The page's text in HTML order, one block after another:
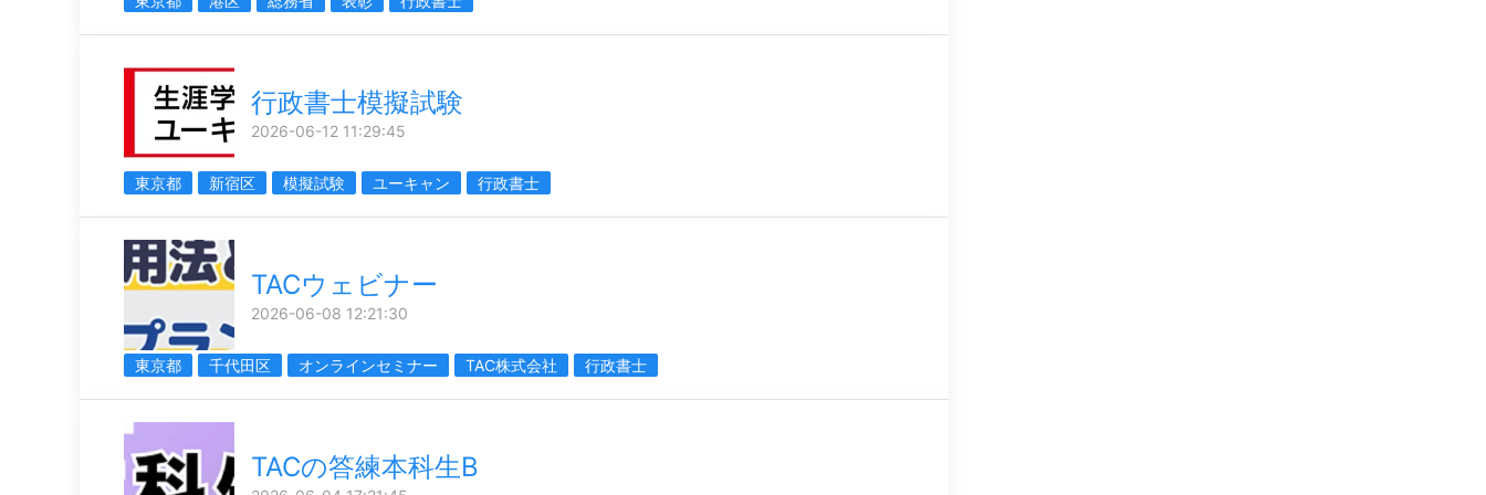
行政書士模擬試験
2026-06-12 11:29:45
東京都 新宿区 模擬試験 ユーキャン 行政書士
TACウェビナー
2026-06-08 12:21:30
東京都 千代田区 オンラインセミナー TAC株式会社 行政書士
TACの答練本科生B